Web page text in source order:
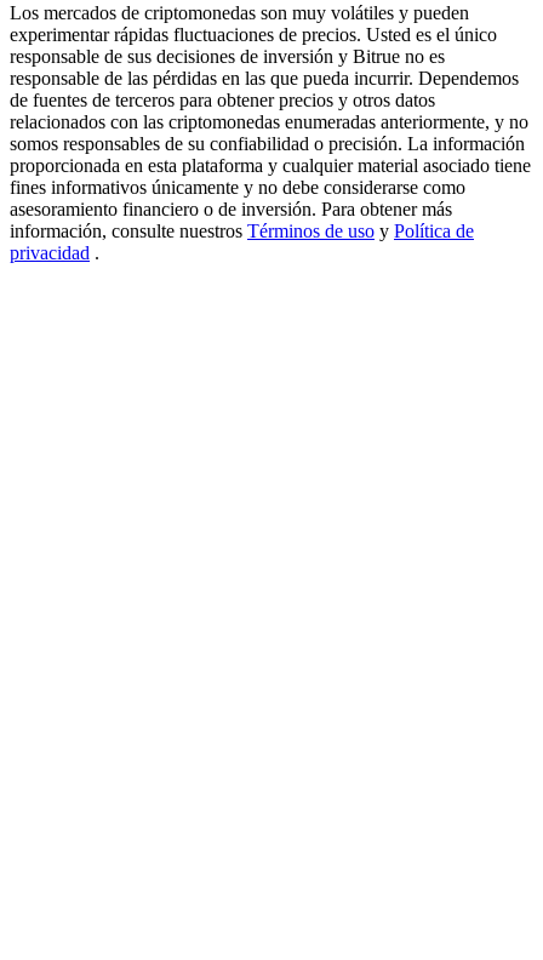
USDT New User Exclusive 10% APR
USDT Flexible Staking | Daily Rewards
New Listing Futures Fest
Trade New Futures, Win 200,000 USDT
Los mercados de criptomonedas son muy volátiles y pueden
experimentar rápidas fluctuaciones de precios. Usted es el único
responsable de sus decisiones de inversión y Bitrue no es
responsable de las pérdidas en las que pueda incurrir. Dependemos
de fuentes de terceros para obtener precios y otros datos
relacionados con las criptomonedas enumeradas anteriormente, y no
somos responsables de su confiabilidad o precisión. La información
proporcionada en esta plataforma y cualquier material asociado tiene
fines informativos únicamente y no debe considerarse como
asesoramiento financiero o de inversión. Para obtener más
información, consulte nuestros Términos de uso y Política de
privacidad .